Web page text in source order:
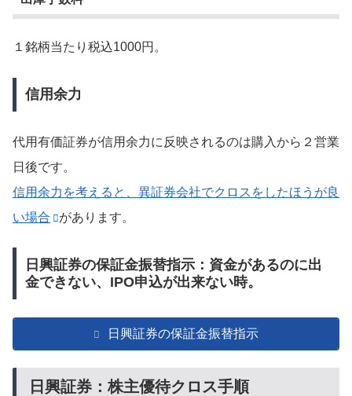
１銘柄当たり税込1000円。
信用余力
代用有価証券が信用余力に反映されるのは購入から２営業
日後です。
信用余力を考えると、異証券会社でクロスをしたほうが良
い場合
があります。
日興証券の保証金振替指示：資金があるのに出
金できない、IPO申込が出来ない時。
日興証券の保証金振替指示
日興証券：株主優待クロス手順